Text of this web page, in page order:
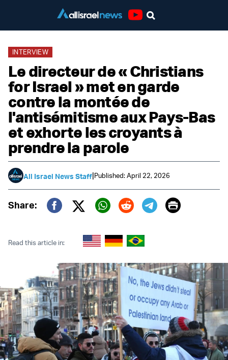
INTERVIEW
Le directeur de « Christians
for Israel » met en garde
contre la montée de
l'antisémitisme aux Pays-Bas
et exhorte les croyants à
prendre la parole
All Israel News Staff|Published: April 22, 2026
Share:
Twitter (X)
Print
Read this article in: